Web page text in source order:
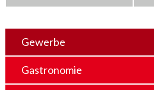
Gewerbe
Gastronomie